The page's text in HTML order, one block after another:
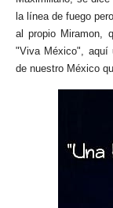
la línea de fuego
al propio Miramon,
"Viva México", aquí
de nuestro México